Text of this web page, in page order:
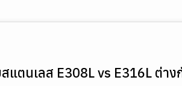
แตนเลส E308L vs E316L ต่าง